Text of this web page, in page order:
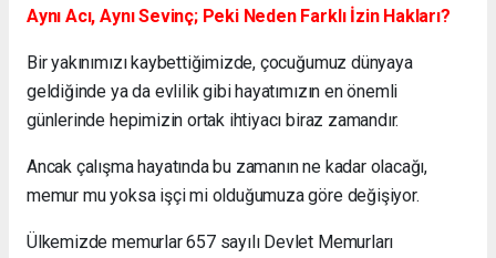
Aynı Acı, Aynı Sevinç; Peki Neden Farklı İzin Hakları?
Bir yakınımızı kaybettiğimizde, çocuğumuz dünyaya
geldiğinde ya da evlilik gibi hayatımızın en önemli
günlerinde hepimizin ortak ihtiyacı biraz zamandır.
Ancak çalışma hayatında bu zamanın ne kadar olacağı,
memur mu yoksa işçi mi olduğumuza göre değişiyor.
Ülkemizde memurlar 657 sayılı Devlet Memurları